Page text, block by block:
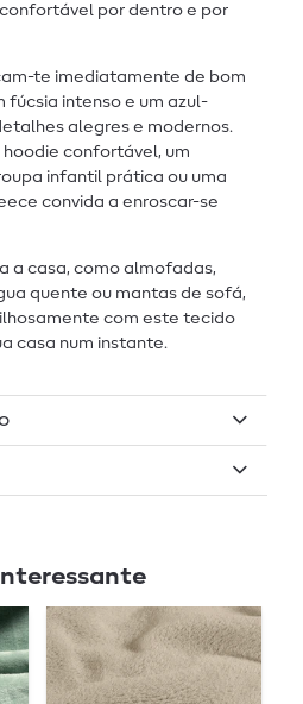
por dentro e por
te imediatamente de bom
fúcsia intenso e um azul-
alegres e modernos.
hoodie confortável, um
infantil prática ou uma
convida a enroscar-se
a casa, como almofadas,
quente ou mantas de sofá,
com este tecido
casa num instante.